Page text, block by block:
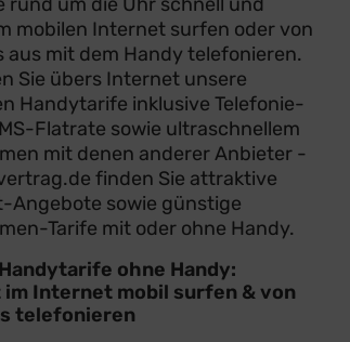
mobilen Internet surfen oder von
aus mit dem Handy telefonieren.
Sie übers Internet unsere
Handytarife inklusive Telefonie-
Flatrate sowie ultraschnellem
mit denen anderer Anbieter -
finden Sie attraktive
Angebote sowie günstige
Tarife mit oder ohne Handy.
ohne Handy:
Internet mobil surfen & von
telefonieren